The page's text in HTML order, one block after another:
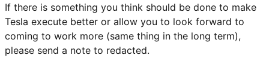
If there is something you think should be done to make
Tesla execute better or allow you to look forward to
coming to work more (same thing in the long term),
please send a note to redacted.